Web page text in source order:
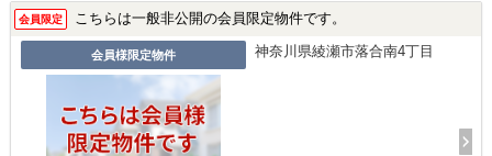
会員限定 こちらは一般非公開の会員限定物件です。
会員様限定物件 神奈川県綾瀬市落合南4丁目